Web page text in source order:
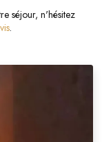
séjour, n'hésitez
.